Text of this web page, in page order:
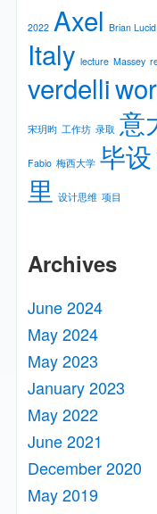
2022 Axel Brian Lucid
Italy lecture Massey
verdelli
宋玥昀 工作坊 录取 意
Fabio 梅⻄⼤学 毕设
里
设计思维 项目
Archives
June 2024
May 2024
May 2023
January 2023
May 2022
June 2021
December 2020
May 2019